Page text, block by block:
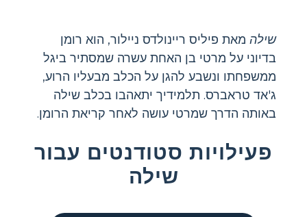
שילה מאת פיליס ריינולדס ניילור, הוא רומן
בדיוני על מרטי בן האחת עשרה שמסתיר ביגל
ממשפחתו ונשבע להגן על הכלב מבעליו הרוע,
ג'אד טראברס. תלמידיך יתאהבו בכלב שילה
באותה הדרך שמרטי עושה לאחר קריאת הרומן.
פעילויות סטודנטים עבור
שילה